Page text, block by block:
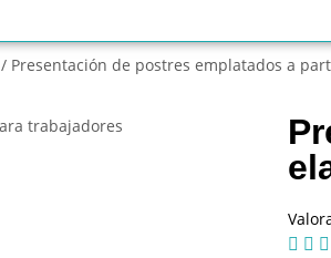
/ Presentación de postres emplatados a
  